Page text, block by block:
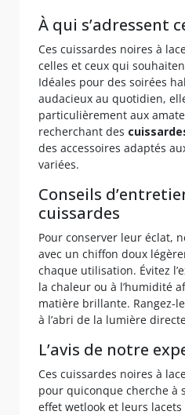
À qui s’adressent
Ces cuissardes noires à
celles et ceux qui
Idéales pour des soirées
audacieux au quotidien,
particulièrement aux
recherchant des
des accessoires adaptés
variées.
Conseils
cuissardes
Pour conserver leur éclat,
avec un chiffon doux
chaque utilisation. Évitez
la chaleur ou à l’humidité
matière brillante. Rangez-
à l’abri de la lumière
L’avis de notre
Ces cuissardes noires à
pour quiconque cherche à
effet wetlook et leurs